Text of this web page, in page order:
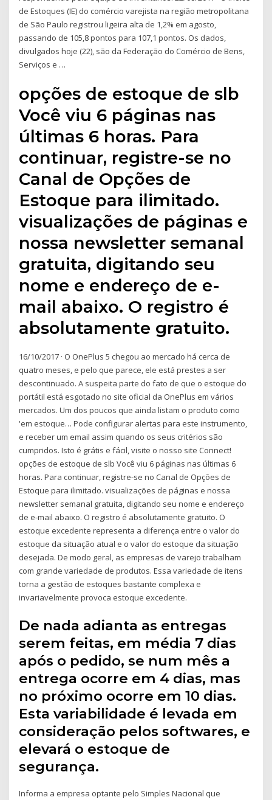
de Estoques (IE) do comércio varejista na região metropolitana
de São Paulo registrou ligeira alta de 1,2% em agosto,
passando de 105,8 pontos para 107,1 pontos. Os dados,
divulgados hoje (22), são da Federação do Comércio de Bens,
Serviços e …
opções de estoque de slb
Você viu 6 páginas nas
últimas 6 horas. Para
continuar, registre-se no
Canal de Opções de
Estoque para ilimitado.
visualizações de páginas e
nossa newsletter semanal
gratuita, digitando seu
nome e endereço de e-
mail abaixo. O registro é
absolutamente gratuito.
16/10/2017 · O OnePlus 5 chegou ao mercado há cerca de
quatro meses, e pelo que parece, ele está prestes a ser
descontinuado. A suspeita parte do fato de que o estoque do
portátil está esgotado no site oficial da OnePlus em vários
mercados. Um dos poucos que ainda listam o produto como
'em estoque… Pode configurar alertas para este instrumento,
e receber um email assim quando os seus critérios são
cumpridos. Isto é grátis e fácil, visite o nosso site Connect!
opções de estoque de slb Você viu 6 páginas nas últimas 6
horas. Para continuar, registre-se no Canal de Opções de
Estoque para ilimitado. visualizações de páginas e nossa
newsletter semanal gratuita, digitando seu nome e endereço
de e-mail abaixo. O registro é absolutamente gratuito. O
estoque excedente representa a diferença entre o valor do
estoque da situação atual e o valor do estoque da situação
desejada. De modo geral, as empresas de varejo trabalham
com grande variedade de produtos. Essa variedade de itens
torna a gestão de estoques bastante complexa e
invariavelmente provoca estoque excedente.
De nada adianta as entregas
serem feitas, em média 7 dias
após o pedido, se num mês a
entrega ocorre em 4 dias, mas
no próximo ocorre em 10 dias.
Esta variabilidade é levada em
consideração pelos softwares, e
elevará o estoque de
segurança.
Informa a empresa optante pelo Simples Nacional que